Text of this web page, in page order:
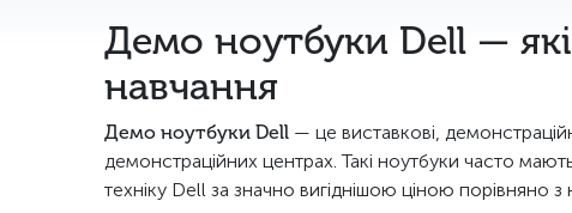
Демо ноутбуки Dell —
навчання
Демо ноутбуки Dell — це виставкові,
демонстраційних центрах. Такі ноутбуки часто
техніку Dell за значно вигіднішою ціною порівняно